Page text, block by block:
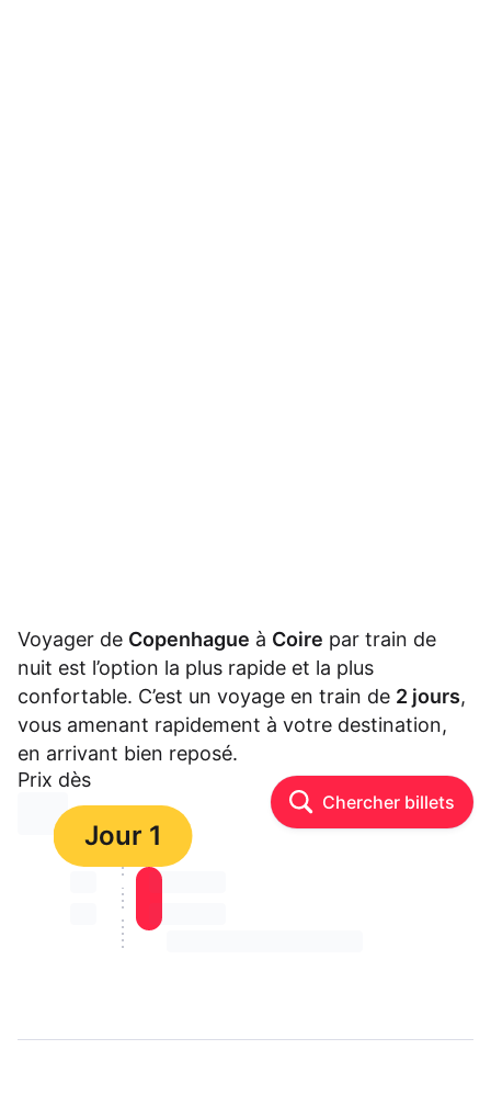
Voyager de Copenhague à Coire par train de
nuit est l’option la plus rapide et la plus
confortable. C’est un voyage en train de 2 jours,
vous amenant rapidement à votre destination,
en arrivant bien reposé.
Prix dès
⏳⏳ Chercher billets
Jour 1
⏳⏳ ⏳ ⏳⏳
⏳⏳ ⏳ ⏳⏳